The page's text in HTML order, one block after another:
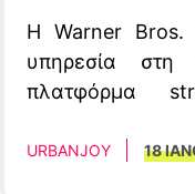
Η Warner Bros.
υπηρεσία
πλατφόρμα
URBANJOY 18